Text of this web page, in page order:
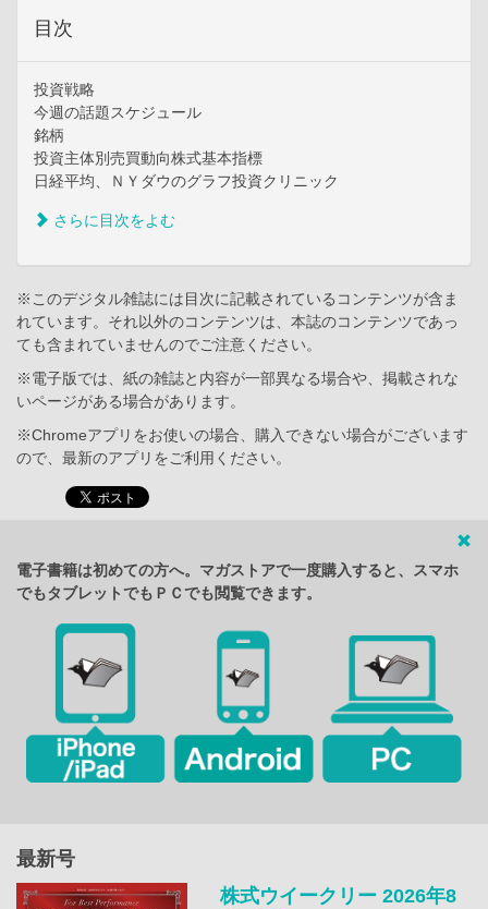
目次
投資戦略
今週の話題スケジュール
銘柄
投資主体別売買動向株式基本指標
日経平均、ＮＹダウのグラフ投資クリニック
さらに目次をよむ
※このデジタル雑誌には目次に記載されているコンテンツが含ま
れています。それ以外のコンテンツは、本誌のコンテンツであっ
ても含まれていませんのでご注意ください。
※電子版では、紙の雑誌と内容が一部異なる場合や、掲載されな
いページがある場合があります。
※Chromeアプリをお使いの場合、購入できない場合がございます
ので、最新のアプリをご利用ください。
電子書籍は初めての方へ。マガストアで一度購入すると、スマホ
でもタブレットでもＰＣでも閲覧できます。
最新号
株式ウイークリー 2026年8